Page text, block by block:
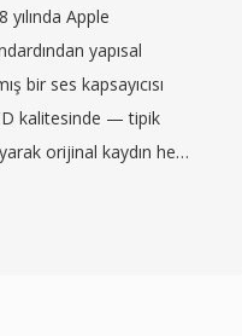
tahmin modları ve
azaltmak için
CAVS&#039;yı
standardı
ve televizyon
CAVS, H.264
Apple
yapısal
bir ses kapsayıcısı
kalitesinde — tipik
orijinal kaydın her
içeriği işaretçiler,